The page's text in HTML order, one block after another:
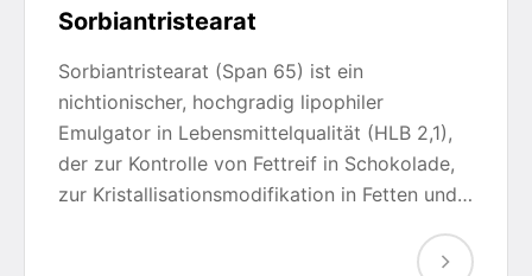
Sorbiantristearat
Sorbiantristearat (Span 65) ist ein
nichtionischer, hochgradig lipophiler
Emulgator in Lebensmittelqualität (HLB 2,1),
der zur Kontrolle von Fettreif in Schokolade,
zur Kristallisationsmodifikation in Fetten und…